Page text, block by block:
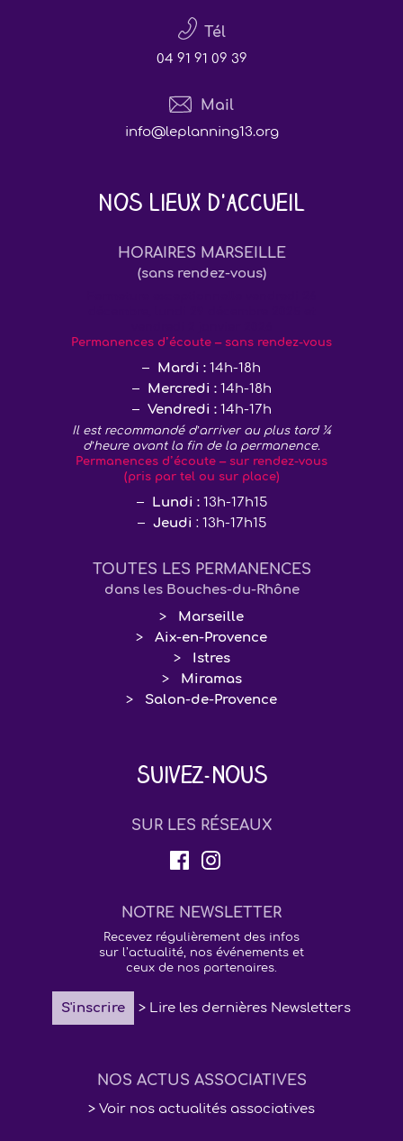
Tél
04 91 91 09 39
Mail
info@leplanning13.org
Nos lieux d'accueil
HORAIRES MARSEILLE
(sans rendez-vous)
Permanences d’écoute – sans rendez-vous
Mardi : 14h-18h
Mercredi :14h-18h
Vendredi :14h-17h
Il est recommandé d’arriver au plus tard ¼
d’heure avant la fin de la permanence.
Permanences d’écoute – sur rendez-vous
(pris par tel ou sur place)
Lundi :13h-17h15
Jeudi : 13h-17h15
TOUTES LES PERMANENCES
dans les Bouches-du-Rhône
Marseille
Aix-en-Provence
Istres
Miramas
Salon-de-Provence
Suivez-nous
SUR LES RÉSEAUX
NOTRE NEWSLETTER
Recevez régulièrement des infos
sur l’actualité, nos événements et
ceux de nos partenaires.
S'inscrire > Lire les dernières Newsletters
NOS ACTUS ASSOCIATIVES
> Voir nos actualités associatives